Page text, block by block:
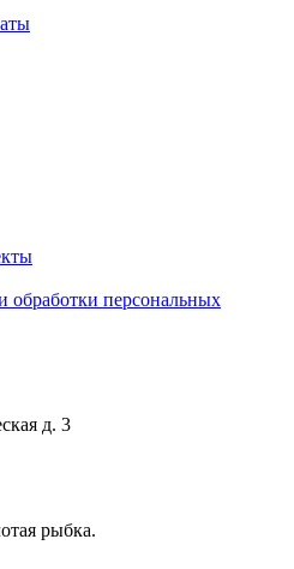
персональных
д. 3
рыбка.